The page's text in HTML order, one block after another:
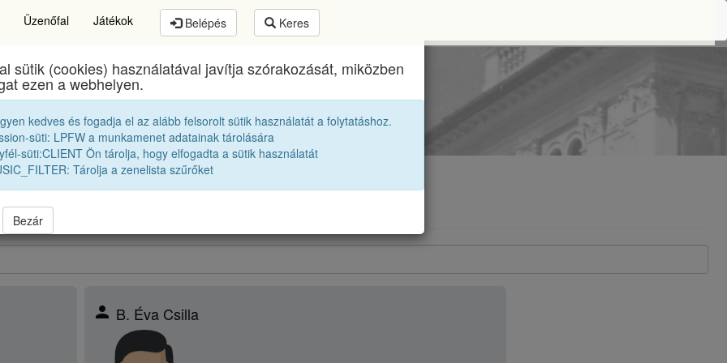
Üzenőfal Játékok Belépés Keres
István Elméleti Líceumegykori diákjai 2003 12A
Osztálytársak
|2002 12A|2002 12B|2002 12C|
12B|2003 12C|2003 12D|2003 12K|
|2004 12A
person B. Éva Csilla
sütik (cookies) használatával javítja szórakozását, miközben
ezen a webhelyen.
kedves és fogadja el az alább felsorolt sütik használatát a folytatáshoz.
süti: LPFW a munkamenet adatainak tárolására
süti:CLIENT Ön tárolja, hogy elfogadta a sütik használatát
Tárolja a zenelista szűrőket
Bezár